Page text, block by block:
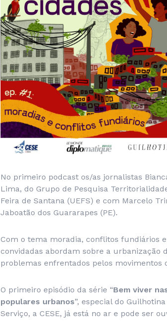
No primeiro podcast os/as jornalistas
Lima, do Grupo de Pesquisa
Feira de Santana (UEFS) e com Marcelo
Jaboatão dos Guararapes (PE).
Com o tema moradia, conflitos fundiários
convidadas abordam sobre a urbanização
problemas enfrentados pelos movimentos
O primeiro episódio da série “Bem viver
populares urbanos”, especial do
Serviço, a CESE, já está no ar e pode ser